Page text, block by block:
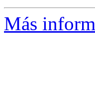
Más